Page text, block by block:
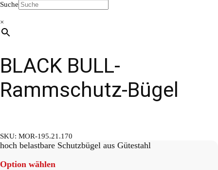
Suche
×
BLACK BULL-
Rammschutz-Bügel
SKU: MOR-195.21.170
hoch belastbare Schutzbügel aus Gütestahl
Option wählen